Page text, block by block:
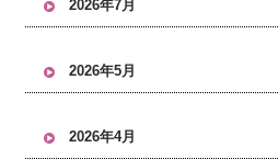
2026年7月
2026年5月
2026年4月